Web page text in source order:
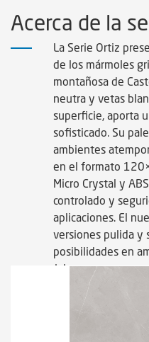
Acerca de la
La Serie Ortiz
de los mármoles
montañosa de
neutra y vetas
superficie, aporta
sofisticado. Su
ambientes
en el formato
Micro Crystal y
controlado y
aplicaciones. El
versiones pulida y
posibilidades en
o comerciales.